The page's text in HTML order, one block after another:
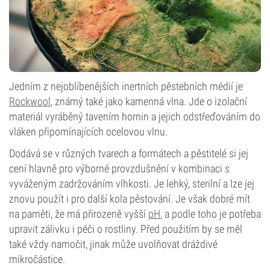
Jedním z nejoblíbenějších inertních pěstebních médií je
Rockwool, známý také jako kamenná vlna. Jde o izolační
materiál vyráběný tavením hornin a jejich odstřeďováním do
vláken připomínajících ocelovou vlnu.
Dodává se v různých tvarech a formátech a pěstitelé si jej
cení hlavně pro výborné provzdušnění v kombinaci s
vyváženým zadržováním vlhkosti. Je lehký, sterilní a lze jej
znovu použít i pro další kola pěstování. Je však dobré mít
na paměti, že má přirozeně vyšší pH, a podle toho je potřeba
upravit zálivku i péči o rostliny. Před použitím by se měl
také vždy namočit, jinak může uvolňovat dráždivé
mikročástice.